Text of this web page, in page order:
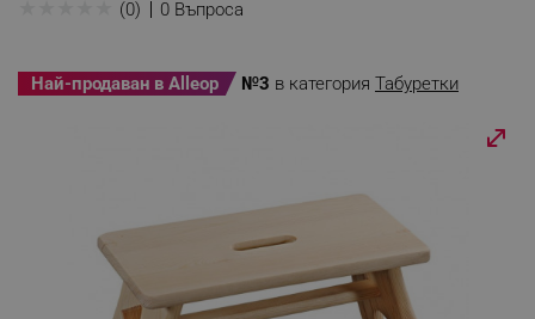
(0) 0 Въпроса
Най-продаван в Alleop №3 в категория Табуретки